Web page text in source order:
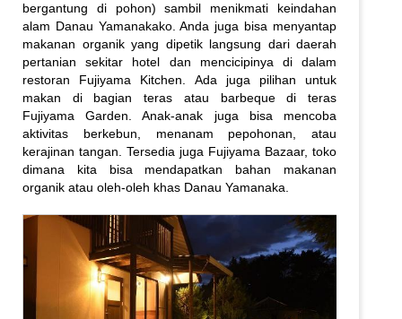
bergantung di pohon) sambil menikmati keindahan
alam Danau Yamanakako. Anda juga bisa menyantap
makanan organik yang dipetik langsung dari daerah
pertanian sekitar hotel dan mencicipinya di dalam
restoran Fujiyama Kitchen. Ada juga pilihan untuk
makan di bagian teras atau barbeque di teras
Fujiyama Garden. Anak-anak juga bisa mencoba
aktivitas berkebun, menanam pepohonan, atau
kerajinan tangan. Tersedia juga Fujiyama Bazaar, toko
dimana kita bisa mendapatkan bahan makanan
organik atau oleh-oleh khas Danau Yamanaka.